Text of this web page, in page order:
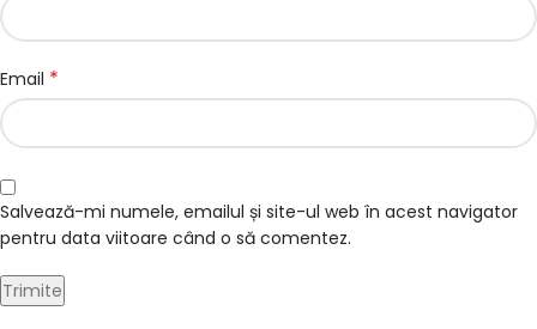
Email *
Salvează-mi numele, emailul și site-ul web în acest navigator
pentru data viitoare când o să comentez.